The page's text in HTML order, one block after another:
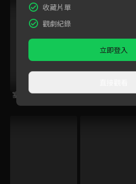
塞上迷情 太平紋身店
收藏片單
觀劇紀錄
立即登入